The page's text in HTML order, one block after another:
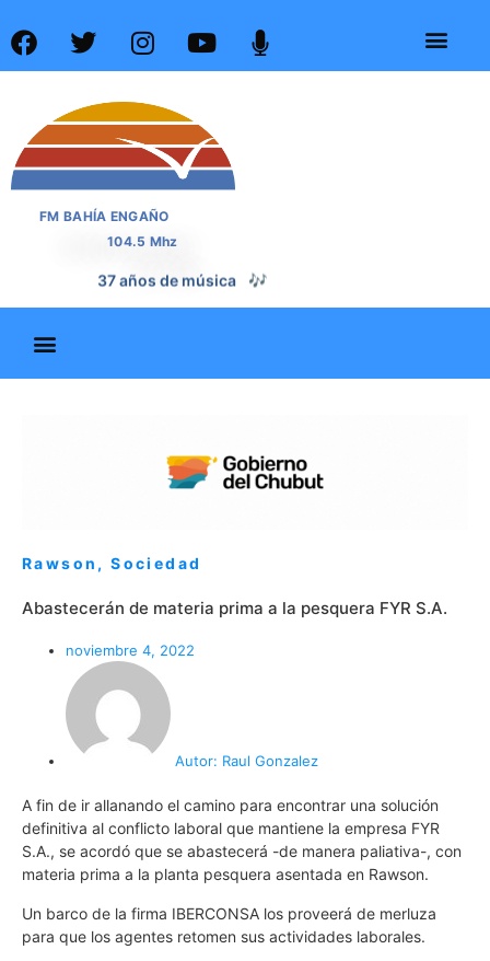
FM BAHÍA ENGAÑO
104.5 Mhz
37 años de noticias 📰
Rawson ,Sociedad
Abastecerán de materia prima a la pesquera FYR S.A.
noviembre 4, 2022
Autor: Raul Gonzalez
A fin de ir allanando el camino para encontrar una solución
definitiva al conflicto laboral que mantiene la empresa FYR
S.A., se acordó que se abastecerá -de manera paliativa-, con
materia prima a la planta pesquera asentada en Rawson.
Un barco de la firma IBERCONSA los proveerá de merluza
para que los agentes retomen sus actividades laborales.